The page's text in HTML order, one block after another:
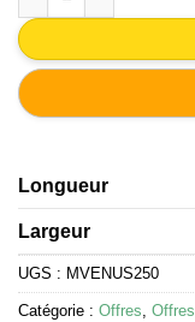
Longueur
Largeur
UGS : MVENUS250
Catégorie : Offres Offres